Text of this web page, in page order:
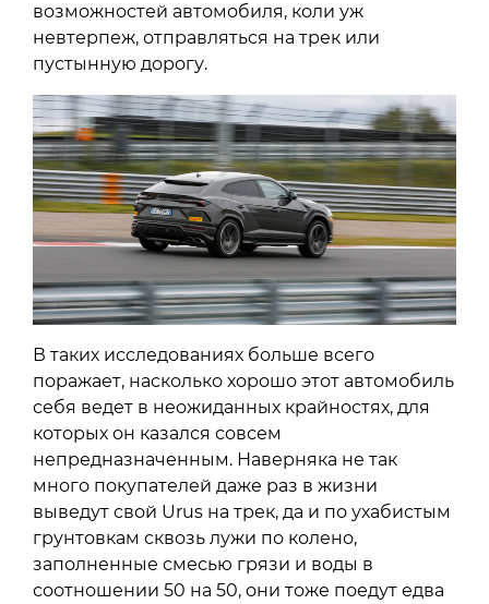
возможностей автомобиля, коли уж
невтерпеж, отправляться на трек или
пустынную дорогу.
В таких исследованиях больше всего
поражает, насколько хорошо этот автомобиль
себя ведет в неожиданных крайностях, для
которых он казался совсем
непредназначенным. Наверняка не так
много покупателей даже раз в жизни
выведут свой Urus на трек, да и по ухабистым
грунтовкам сквозь лужи по колено,
заполненные смесью грязи и воды в
соотношении 50 на 50, они тоже поедут едва